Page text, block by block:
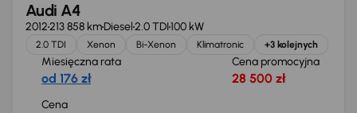
Audi A4
2012213 858 kmDiesel2.0 TDI100 kW
2.0 TDI Xenon Bi-Xenon Klimatronic +3 kolejnych
Miesięczna rata
od 176 zł
Cena promocyjna
28 500 zł
Cena